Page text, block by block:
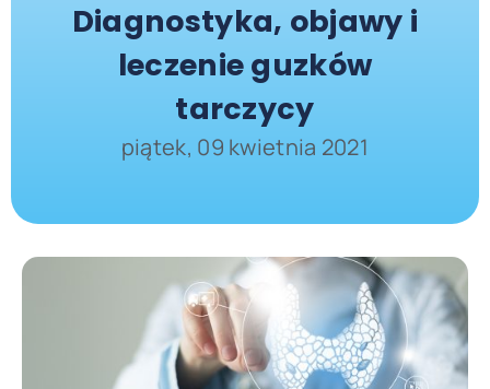
Diagnostyka, objawy i
leczenie guzków
tarczycy
piątek, 09 kwietnia 2021